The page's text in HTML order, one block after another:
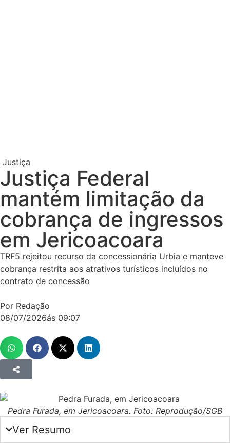
Justiça
Justiça Federal
mantém limitação da
cobrança de ingressos
em Jericoacoara
TRF5 rejeitou recurso da concessionária Urbia e manteve
cobrança restrita aos atrativos turísticos incluídos no
contrato de concessão
Por Redação
08/07/2026ás 09:07
Pedra Furada, em Jericoacoara. Foto: Reprodução/SGB
Ver Resumo